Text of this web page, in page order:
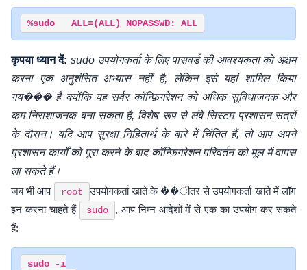
कृपया ध्यान दें: sudo उपयोगकर्ता के लिए पासवर्ड की आवश्यकता को अक्षम
करना एक अनुशंसित अभ्यास नहीं है, लेकिन इसे यहां शामिल किया
गय��� है क्योंकि यह सर्वर कॉन्फ़िगरेशन को अधिक सुविधाजनक और
कम निराशाजनक बना सकता है, विशेष रूप से लंबे सिस्टम प्रशासन सत्रों
के दौरान। यदि आप सुरक्षा निहितार्थ के बारे में चिंतित हैं, तो आप अपने
प्रशासन कार्यों को पूरा करने के बाद कॉन्फ़िगरेशन परिवर्तन को मूल में वापस
ला सकते हैं।
जब भी आप
root
उपयोगकर्ता खाते के ��ीतर से उपयोगकर्ता खाते में लॉग
इन करना चाहते हैं
sudo
, आप निम्न आदेशों में से एक का उपयोग कर सकते
हैं:
sudo -i